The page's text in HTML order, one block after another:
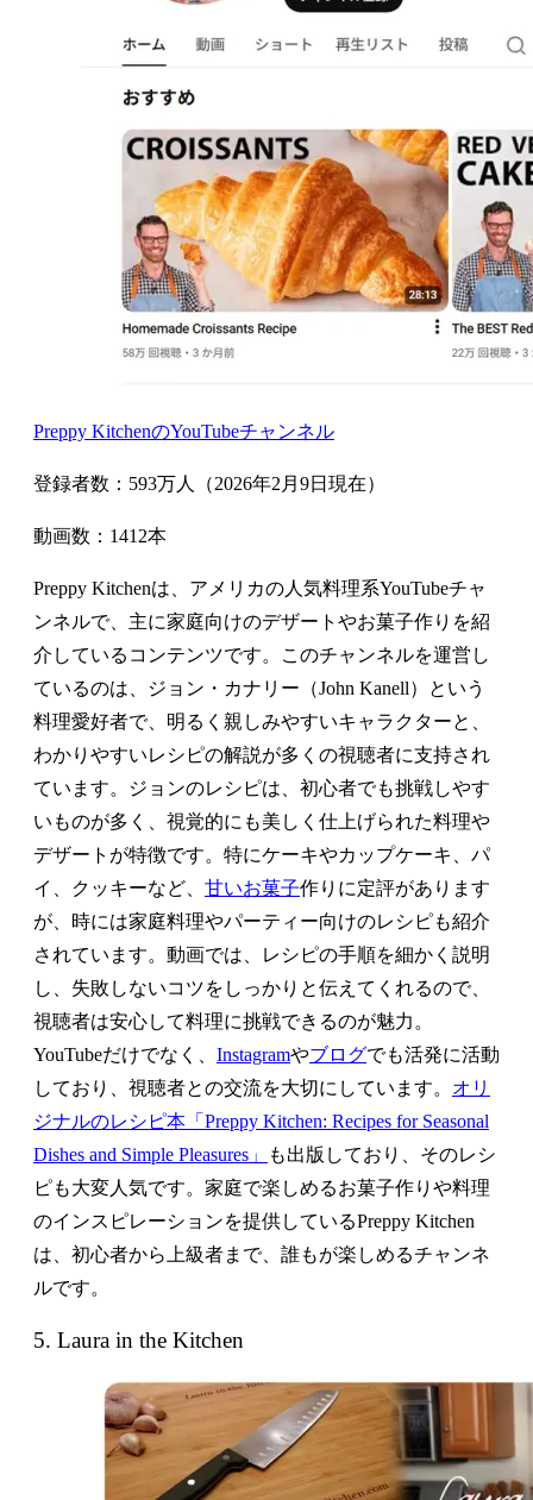
Preppy KitchenのYouTubeチャンネル
登録者数：593万人（2026年2月9日現在）
動画数：1412本
Preppy Kitchenは、アメリカの人気料理系YouTubeチャ
ンネルで、主に家庭向けのデザートやお菓子作りを紹
介しているコンテンツです。このチャンネルを運営し
ているのは、ジョン・カナリー（John Kanell）という
料理愛好者で、明るく親しみやすいキャラクターと、
わかりやすいレシピの解説が多くの視聴者に支持され
ています。ジョンのレシピは、初心者でも挑戦しやす
いものが多く、視覚的にも美しく仕上げられた料理や
デザートが特徴です。特にケーキやカップケーキ、パ
イ、クッキーなど、 甘いお菓子作りに定評があります
が、時には家庭料理やパーティー向けのレシピも紹介
されています。動画では、レシピの手順を細かく説明
し、失敗しないコツをしっかりと伝えてくれるので、
視聴者は安心して料理に挑戦できるのが魅力。
YouTubeだけでなく、 Instagramやブログでも活発に活動
しており、視聴者との交流を大切にしています。 オリ
ジナルのレシピ本「Preppy Kitchen: Recipes for Seasonal
Dishes and Simple Pleasures」
も出版しており、そのレシ
ピも大変人気です。家庭で楽しめるお菓子作りや料理
のインスピレーションを提供しているPreppy Kitchen
は、初心者から上級者まで、誰もが楽しめるチャンネ
ルです。
5. Laura in the Kitchen